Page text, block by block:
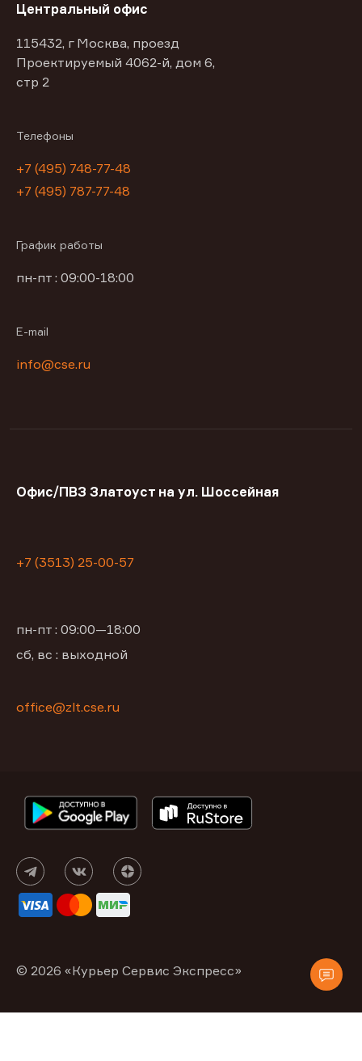
Центральный офис
115432, г Москва, проезд
Проектируемый 4062-й, дом 6,
стр 2
Телефоны
+7 (495) 748-77-48
+7 (495) 787-77-48
График работы
пн-пт : 09:00-18:00
E-mail
info@cse.ru
Офис/ПВЗ Златоуст на ул. Шоссейная
+7 (3513) 25-00-57
пн-пт : 09:00—18:00
сб, вс : выходной
office@zlt.cse.ru
© 2026 «Курьер Сервис Экспресс»